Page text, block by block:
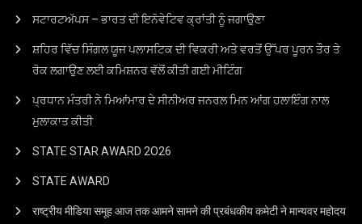
ਸਟਾਰਟਅੱਪਸ – ਭਾਰਤ ਦੀ ਇਨੋਵੇਟਿਵ ਕ੍ਰਾਂਤੀ ਨੂੰ ਜਗਾਉਣਾ
ਸ਼ਹਿਰ ਵਿੱਚ ਸਿੰਗਲ ਯੂਜ ਪਲਾਸਟਿਕ ਦੀ ਵਿਕਰੀ ਅਤੇ ਵਰਤੋਂ ਉੱਪਰ ਪੂਰਨ ਤੌਰ ਤੇ
ਰੋਕ ਲਗਾਉਣ ਲਈ ਕਮਿਸ਼ਨਰ ਵੱਲੋਂ ਕੀਤੀ ਗਈ ਮੀਟਿੰਗ
ਪ੍ਰਧਾਨ ਮੰਤਰੀ ਨੇ ਮਿਆਂਮਾਰ ਦੇ ਸੀਨੀਅਰ ਜਨਰਲ ਮਿਨ ਆਂਗ ਹਲਾਇੰਗ ਨਾਲ
ਮੁਲਾਕਾਤ ਕੀਤੀ
STATE STAR AWARD 2O26
STATE AWARD
राष्ट्रीय मीडिया समूह आज तक आमने सामने की प्रबंधकीय कमेटी ने मान्यवर महोदय